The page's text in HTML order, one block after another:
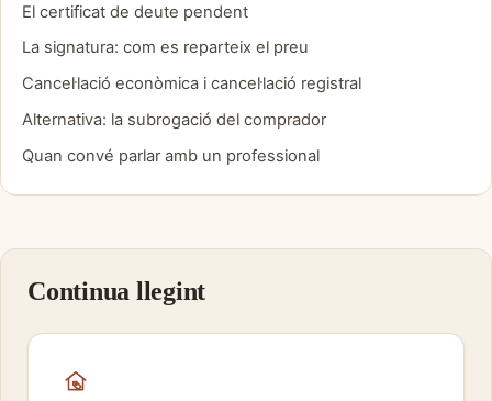
El certificat de deute pendent
La signatura: com es reparteix el preu
Cancel·lació econòmica i cancel·lació registral
Alternativa: la subrogació del comprador
Quan convé parlar amb un professional
Continua llegint